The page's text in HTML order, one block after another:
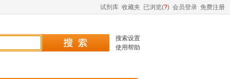
试剂库 收藏夹 已浏览(?) 会员登录 免费注册
搜索设置
使用帮助